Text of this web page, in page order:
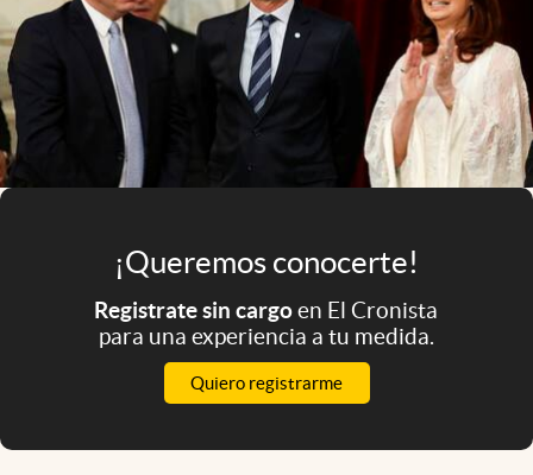
El Cronista Studio
Mediakit
abre en nueva pestaña
Argentina
¡Queremos conocerte!
Registrate sin cargoen El Cronista
para una experiencia a tu medida.
Quiero registrarme